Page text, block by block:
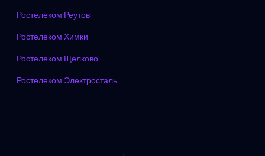
Ростелеком Реутов
Ростелеком Химки
Ростелеком Щелково
Ростелеком Электросталь